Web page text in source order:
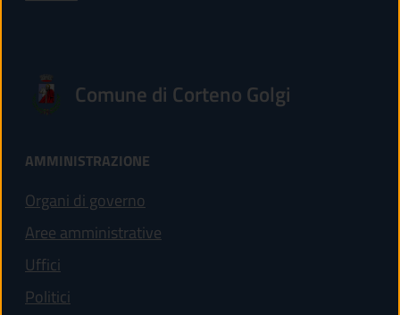
Comune di Corteno Golgi
AMMINISTRAZIONE
Organi di governo
Aree amministrative
Uffici
Politici